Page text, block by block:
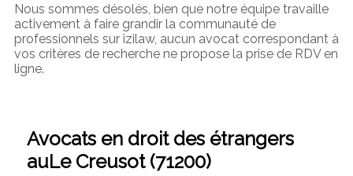
Nous sommes désolés, bien que notre équipe travaille
activement à faire grandir la communauté de
professionnels sur izilaw, aucun avocat correspondant à
vos critères de recherche ne propose la prise de RDV en
ligne.
Avocats en droit des étrangers
auLe Creusot (71200)